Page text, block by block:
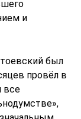
и
был
провёл в
все